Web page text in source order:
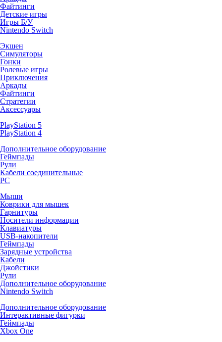
Файтинги
Детские игры
Игры Б/У
Nintendo Switch
Экшен
Симуляторы
Гонки
Ролевые игры
Приключения
Аркады
Файтинги
Стратегии
Аксессуары
PlayStation 5
PlayStation 4
Дополнительное оборудование
Геймпады
Рули
Кабели соединительные
PC
Мыши
Коврики для мышек
Гарнитуры
Носители информации
Клавиатуры
USB-накопители
Геймпады
Зарядные устройства
Кабели
Джойстики
Рули
Дополнительное оборудование
Nintendo Switch
Дополнительное оборудование
Интерактивные фигурки
Геймпады
Xbox One